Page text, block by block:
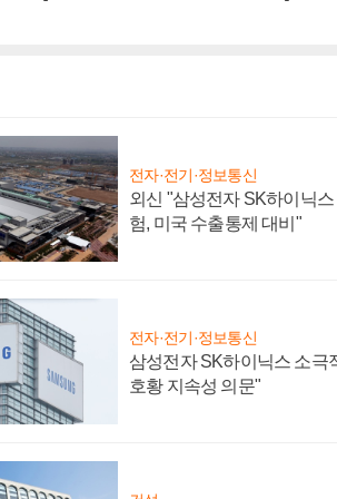
전자·전기·정보통신
외신 "삼성전자 SK하이닉
험, 미국 수출통제 대비"
전자·전기·정보통신
삼성전자 SK하이닉스 소극
호황 지속성 의문"